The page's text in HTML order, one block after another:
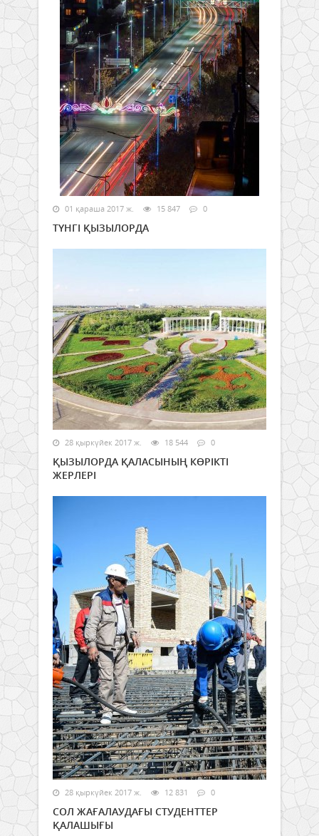
01 қараша 2017 ж. 15 847 0
ТҮНГІ ҚЫЗЫЛОРДА
28 қыркүйек 2017 ж. 18 544 0
ҚЫЗЫЛОРДА ҚАЛАСЫНЫҢ КӨРІКТІ
ЖЕРЛЕРІ
28 қыркүйек 2017 ж. 12 831 0
СОЛ ЖАҒАЛАУДАҒЫ СТУДЕНТТЕР
ҚАЛАШЫҒЫ